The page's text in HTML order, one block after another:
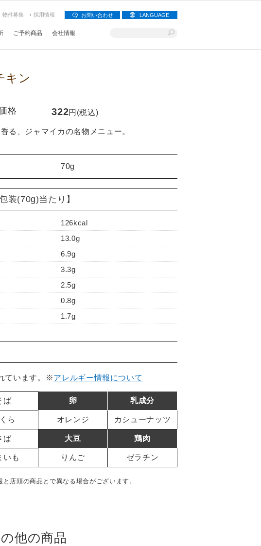
物件募集 採用情報 お問い合わせ LANGUAGE
ご予約商品 会社情報
キン
格 322円(税込)
る、ジャマイカの名物メニュー。
70g
包装(70g)当たり】
126kcal
13.0g
6.9g
3.3g
2.5g
0.8g
1.7g
います。 ※アレルギー情報について
ば 卵 乳成分
ら オレンジ カシューナッツ
ば 大豆 鶏肉
いも りんご ゼラチン
店頭の商品とで異なる場合がございます。
他の商品